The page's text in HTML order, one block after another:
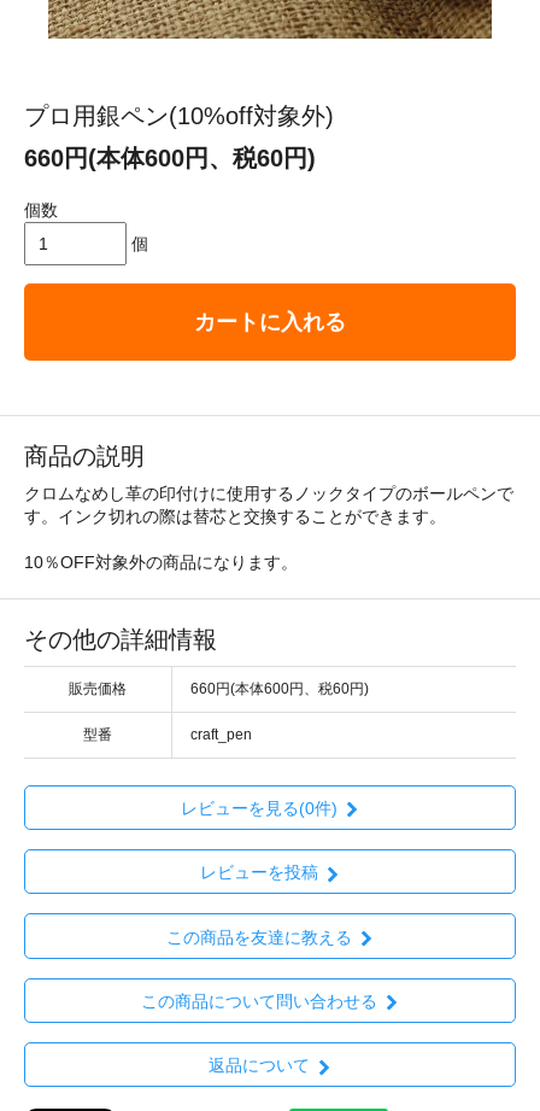
プロ用銀ペン(10%off対象外)
660円(本体600円、税60円)
個数
個
カートに入れる
商品の説明
クロムなめし革の印付けに使用するノックタイプのボールペンで
す。インク切れの際は替芯と交換することができます。
10％OFF対象外の商品になります。
その他の詳細情報
販売価格 660円(本体600円、税60円)
型番 craft_pen
レビューを見る(0件)
レビューを投稿
この商品を友達に教える
この商品について問い合わせる
返品について